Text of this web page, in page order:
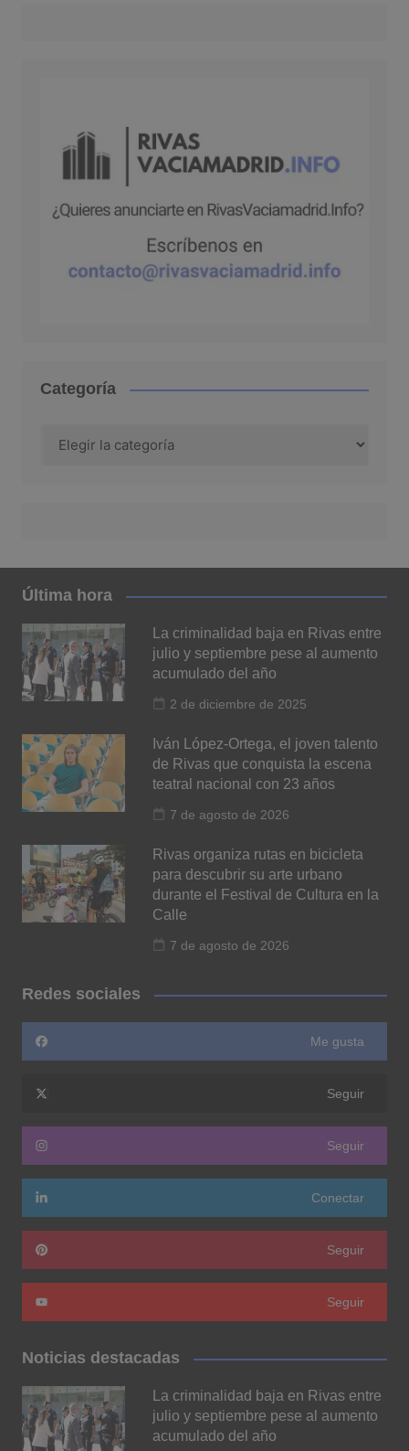
Categoría
Última hora
La criminalidad baja en Rivas entre
julio y septiembre pese al aumento
acumulado del año
2 de diciembre de 2025
Iván López-Ortega, el joven talento
de Rivas que conquista la escena
teatral nacional con 23 años
7 de agosto de 2026
Rivas organiza rutas en bicicleta
para descubrir su arte urbano
durante el Festival de Cultura en la
Calle
7 de agosto de 2026
Redes sociales
Me gusta
Seguir
Seguir
Conectar
Seguir
Seguir
Noticias destacadas
La criminalidad baja en Rivas entre
julio y septiembre pese al aumento
acumulado del año